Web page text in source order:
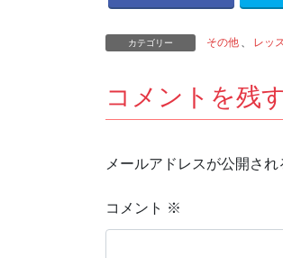
カテゴリー その他 、 レッ
コメントを残
メールアドレスが公開され
コメント ※